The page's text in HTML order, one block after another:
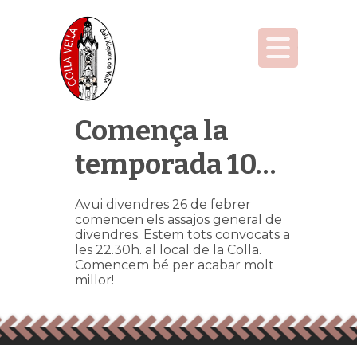
Comença la
temporada 10…
Avui divendres 26 de febrer
comencen els assajos general de
divendres. Estem tots convocats a
les 22.30h. al local de la Colla.
Comencem bé per acabar molt
millor!